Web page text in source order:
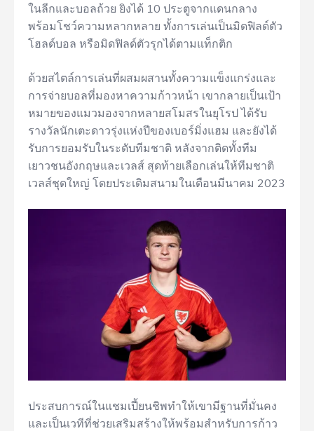
ในลีกและบอลถ้วย ยิงได้ 10 ประตูจากแดนกลาง
พร้อมโชว์ความหลากหลาย ทั้งการเล่นเป็นมิดฟิลด์ตัว
โฮลด์บอล หรือมิดฟิลด์ตัวรุกได้ตามแท็กติก
ด้วยสไตล์การเล่นที่ผสมผสานทั้งความแข็งแกร่งและ
การจ่ายบอลที่มองหาความก้าวหน้า เขากลายเป็นเป้า
หมายของแมวมองจากหลายสโมสรในยุโรป ได้รับ
รางวัลนักเตะดาวรุ่งแห่งปีของเบอร์มิ่งแฮม และยังได้
รับการยอมรับในระดับทีมชาติ หลังจากติดทั้งทีม
เยาวชนอังกฤษและเวลส์ สุดท้ายเลือกเล่นให้ทีมชาติ
เวลส์ชุดใหญ่ โดยประเดิมสนามในเดือนมีนาคม 2023
ประสบการณ์ในแชมเปี้ยนชิพทำให้เขามีฐานที่มั่นคง
และเป็นเวทีที่ช่วยเสริมสร้างให้พร้อมสำหรับการก้าว